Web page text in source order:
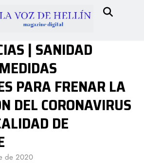
| SANIDAD
PARA FRENAR LA
DEL CORONAVIRUS
DE
de 2020